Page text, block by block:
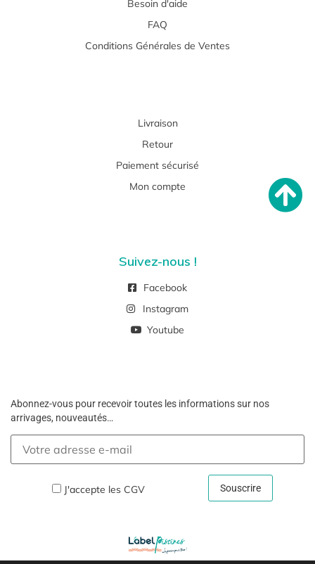
Besoin d'aide
FAQ
Conditions Générales de Ventes
Livraison
Retour
Paiement sécurisé
Mon compte
Suivez-nous !
Facebook
Instagram
Youtube
Abonnez-vous pour recevoir toutes les informations sur nos
arrivages, nouveautés…
J'accepte les CGV